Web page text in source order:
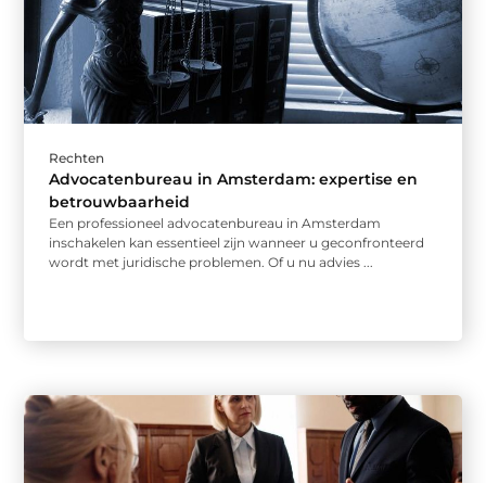
Rechten
Advocatenbureau in Amsterdam: expertise en
betrouwbaarheid
Een professioneel advocatenbureau in Amsterdam
inschakelen kan essentieel zijn wanneer u geconfronteerd
wordt met juridische problemen. Of u nu advies ...